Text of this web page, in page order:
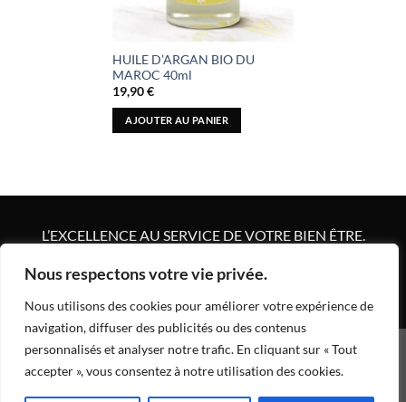
Nous respectons votre vie privée.
Nous utilisons des cookies pour améliorer votre expérience de
navigation, diffuser des publicités ou des contenus
personnalisés et analyser notre trafic. En cliquant sur « Tout
accepter », vous consentez à notre utilisation des cookies.
HUILE D’ARGAN BIO DU
MAROC 40ml
19,90€
AJOUTER AU PANIER
L’EXCELLENCE AU SERVICE DE VOTRE BIEN ÊTRE.
EBOOK
CONDITIONS GÉNÉRALES DE VENTES ET MENTIONS